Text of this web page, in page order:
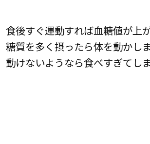
食後すぐ運動すれば血糖値が上
糖質を多く摂ったら体を動かし
動けないようなら食べすぎてし